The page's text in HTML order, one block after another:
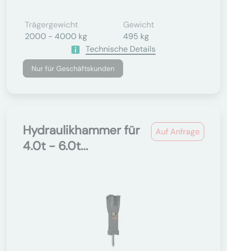
Trägergewicht
2000 - 4000 kg
Gewicht
495 kg
Technische Details
Nur für Geschäftskunden
Auf Anfrage
Hydraulikhammer für
4.0t - 6.0t...